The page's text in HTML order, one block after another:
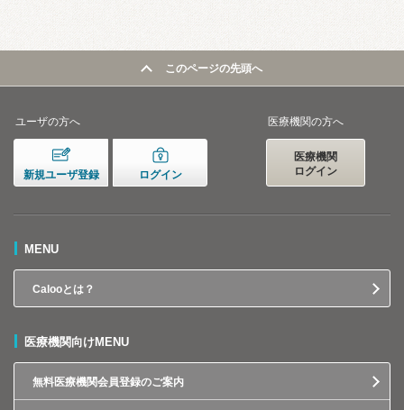
このページの先頭へ
ユーザの方へ
新規ユーザ登録 ログイン
医療機関の方へ
医療機関
ログイン
MENU
Calooとは？
医療機関向けMENU
無料医療機関会員登録のご案内